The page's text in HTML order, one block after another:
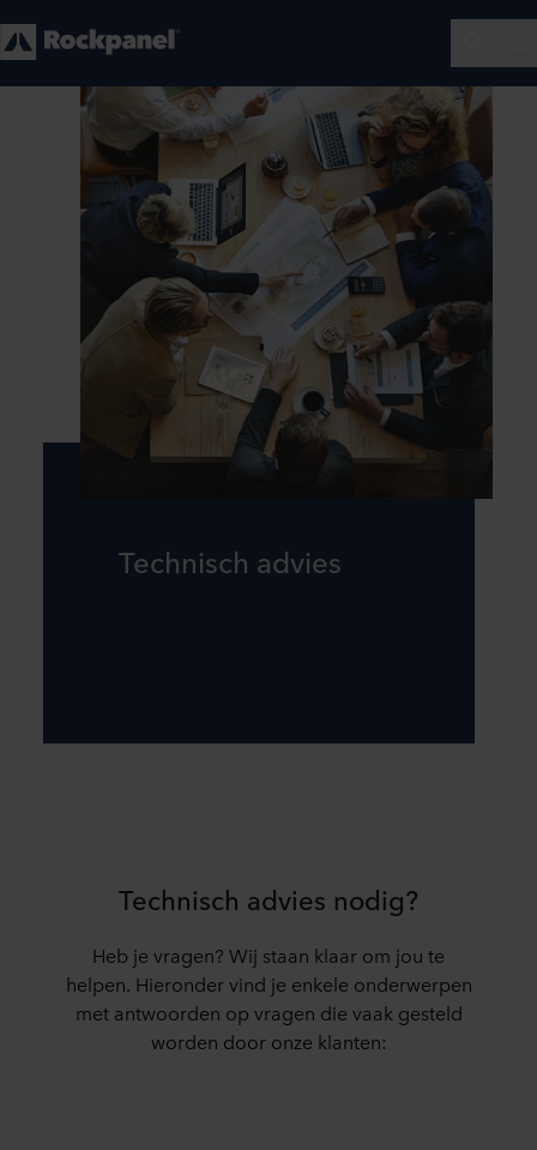
Technisch advies
Technisch advies nodig?
Heb je vragen? Wij staan klaar om jou te
helpen. Hieronder vind je enkele onderwerpen
met antwoorden op vragen die vaak gesteld
worden door onze klanten: